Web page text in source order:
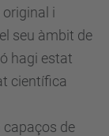
i
seu àmbit de
hagi estat
científica
capaços de